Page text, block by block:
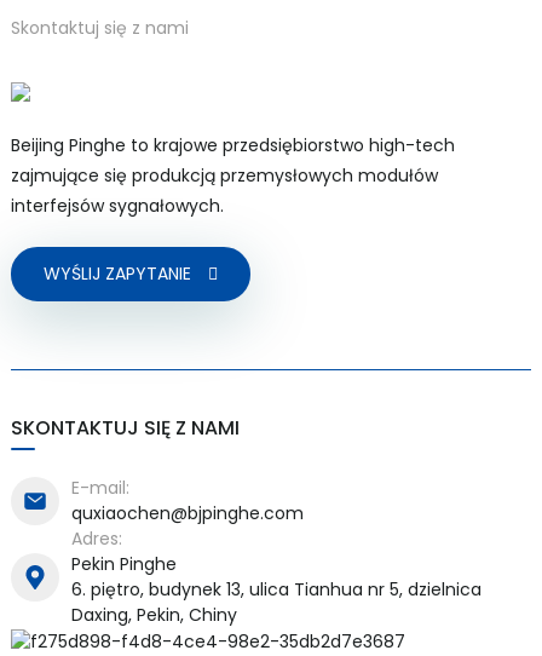
Skontaktuj się z nami
Beijing Pinghe to krajowe przedsiębiorstwo high-tech
zajmujące się produkcją przemysłowych modułów
interfejsów sygnałowych.
WYŚLIJ ZAPYTANIE
SKONTAKTUJ SIĘ Z NAMI
E-mail:
quxiaochen@bjpinghe.com
Adres:
Pekin Pinghe
6. piętro, budynek 13, ulica Tianhua nr 5, dzielnica
Daxing, Pekin, Chiny